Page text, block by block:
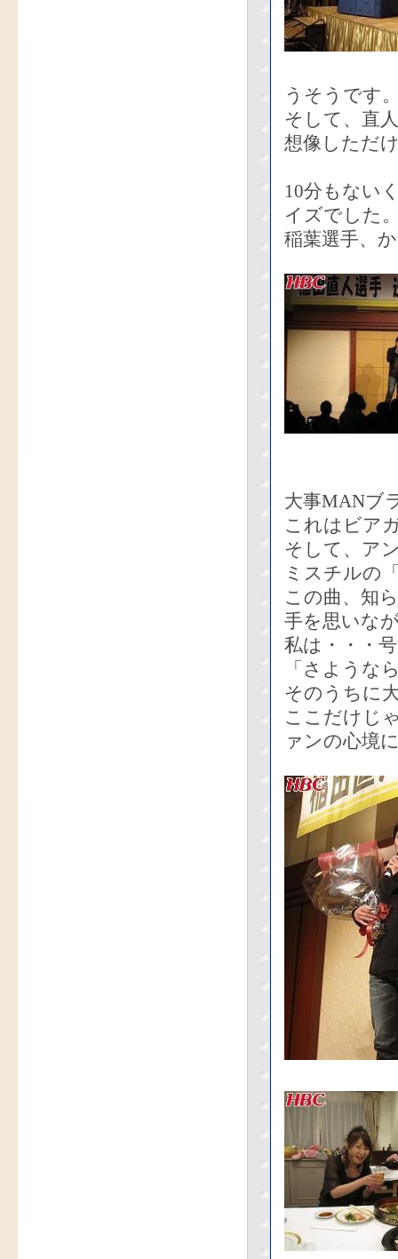
うそうです
そして、直
想像しただ
10分もない
イズでした
稲葉選手、
大事MANブ
これはビア
そして、ア
ミスチルの
この曲、知
手を思いな
私は・・・
「さような
そのうちに
ここだけじ
ァンの心境